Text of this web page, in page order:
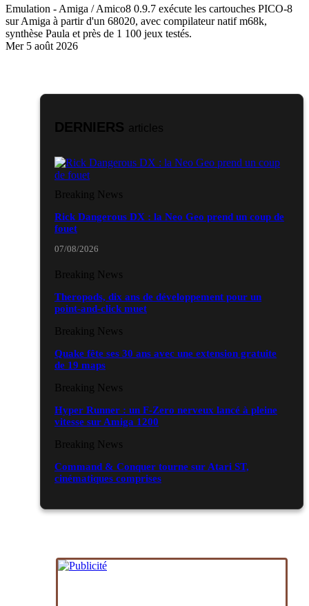
Emulation - Amiga / Amico8 0.9.7 exécute les cartouches PICO-8
sur Amiga à partir d'un 68020, avec compilateur natif m68k,
synthèse Paula et près de 1 100 jeux testés.
Mer 5 août 2026
DERNIERS articles
Breaking News
Rick Dangerous DX : la Neo Geo prend un coup de
fouet
07/08/2026
Breaking News
Theropods, dix ans de développement pour un
point-and-click muet
Breaking News
Quake fête ses 30 ans avec une extension gratuite
de 19 maps
Breaking News
Hyper Runner : un F-Zero nerveux lancé à pleine
vitesse sur Amiga 1200
Breaking News
Command & Conquer tourne sur Atari ST,
cinématiques comprises